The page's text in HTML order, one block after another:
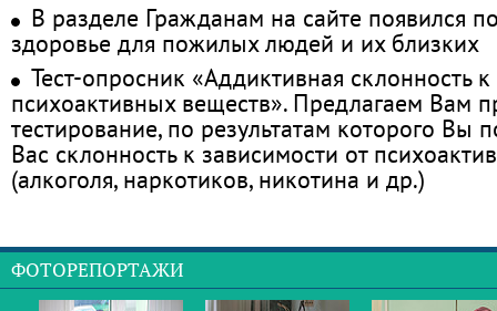
В разделе Гражданам на сайте появился
здоровье для пожилых людей и их близких
Тест-опросник «Аддиктивная склонность
психоактивных веществ». Предлагаем Вам
тестирование, по результатам которого Вы
Вас склонность к зависимости от
(алкоголя, наркотиков, никотина и др.)
ФОТОРЕПОРТАЖИ